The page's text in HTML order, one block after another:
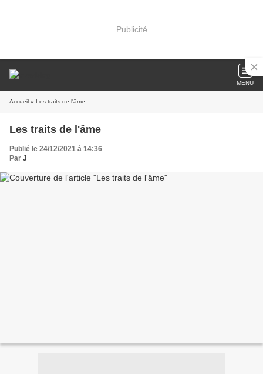
Publicité
MENU
Accueil » Les traits de l'âme
Les traits de l'âme
Publié le 24/12/2021 à 14:36
Par J